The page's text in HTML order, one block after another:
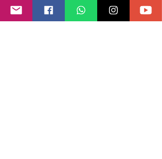
Manaus (AM), Rio de Janeiro (RJ) e São
Paulo (SP).